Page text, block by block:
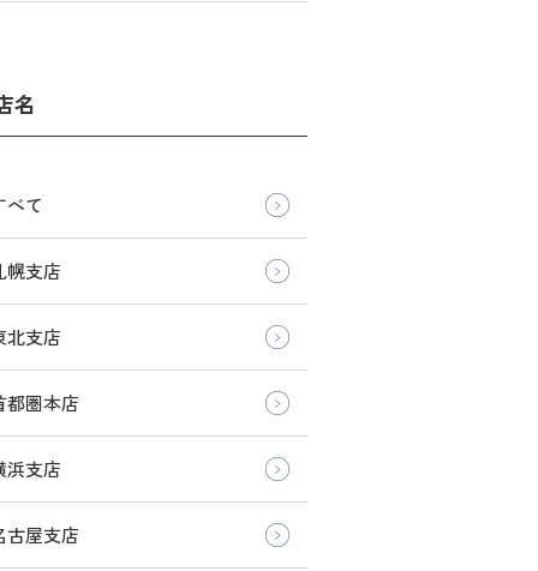
名
べて
幌支店
北支店
都圏本店
浜支店
古屋支店